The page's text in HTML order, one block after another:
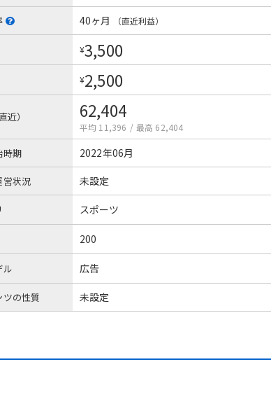
40ヶ月 （直近利益）
¥3,500
¥2,500
近） 62,404
平均 11,396 / 最高 62,404
時期 2022年06月
営状況 未設定
スポーツ
200
ル 広告
ツの性質 未設定